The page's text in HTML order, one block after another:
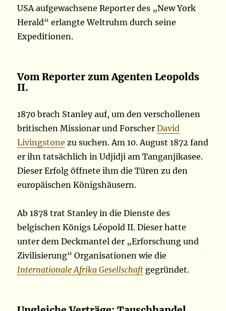
USA aufgewachsene Reporter des „New York
Herald“ erlangte Weltruhm durch seine
Expeditionen.
Vom Reporter zum Agenten Leopolds
II.
1870 brach Stanley auf, um den verschollenen
britischen Missionar und ForscherDavid
Livingstone zu suchen. Am 10. August 1872 fand
er ihn tatsächlich in Udjidji am Tanganjikasee.
Dieser Erfolg öffnete ihm die Türen zu den
europäischen Königshäusern.
Ab 1878 trat Stanley in die Dienste des
belgischen Königs Léopold II. Dieser hatte
unter dem Deckmantel der „Erforschung und
Zivilisierung“ Organisationen wie die
Internationale Afrika Gesellschaft gegründet.